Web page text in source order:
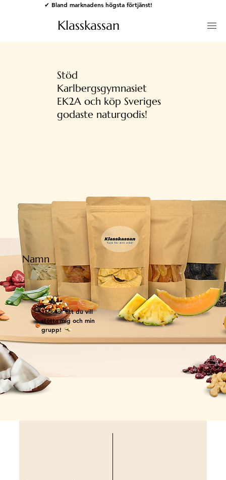
✔ Bland marknadens högsta förtjänst!
Klasskassan
Stöd
Karlbergsgymnasiet
EK2A och köp Sveriges
godaste naturgodis!
Tack för att du vill
stötta mig och min
grupp!
Namn